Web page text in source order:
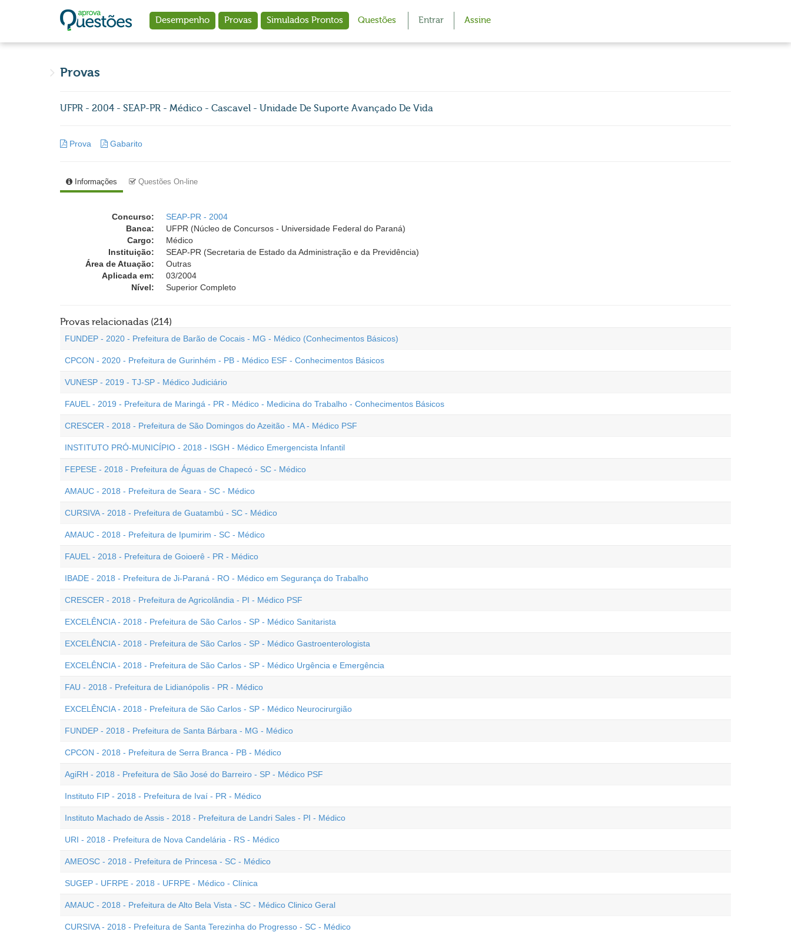
Desempenho Provas Simulados Prontos Questões Entrar Assine
Provas
UFPR - 2004 - SEAP-PR - Médico - Cascavel - Unidade De Suporte Avançado De Vida
Prova Gabarito
Informações Questões On-line
Concurso:
SEAP-PR - 2004
Banca:
UFPR (Núcleo de Concursos - Universidade Federal do Paraná)
Cargo:
Médico
Instituição:
SEAP-PR (Secretaria de Estado da Administração e da Previdência)
Área de Atuação:
Outras
Aplicada em:
03/2004
Nível:
Superior Completo
Provas relacionadas (214)
FUNDEP - 2020 - Prefeitura de Barão de Cocais - MG - Médico (Conhecimentos Básicos)
CPCON - 2020 - Prefeitura de Gurinhém - PB - Médico ESF - Conhecimentos Básicos
VUNESP - 2019 - TJ-SP - Médico Judiciário
FAUEL - 2019 - Prefeitura de Maringá - PR - Médico - Medicina do Trabalho - Conhecimentos Básicos
CRESCER - 2018 - Prefeitura de São Domingos do Azeitão - MA - Médico PSF
INSTITUTO PRÓ-MUNICÍPIO - 2018 - ISGH - Médico Emergencista Infantil
FEPESE - 2018 - Prefeitura de Águas de Chapecó - SC - Médico
AMAUC - 2018 - Prefeitura de Seara - SC - Médico
CURSIVA - 2018 - Prefeitura de Guatambú - SC - Médico
AMAUC - 2018 - Prefeitura de Ipumirim - SC - Médico
FAUEL - 2018 - Prefeitura de Goioerê - PR - Médico
IBADE - 2018 - Prefeitura de Ji-Paraná - RO - Médico em Segurança do Trabalho
CRESCER - 2018 - Prefeitura de Agricolândia - PI - Médico PSF
EXCELÊNCIA - 2018 - Prefeitura de São Carlos - SP - Médico Sanitarista
EXCELÊNCIA - 2018 - Prefeitura de São Carlos - SP - Médico Gastroenterologista
EXCELÊNCIA - 2018 - Prefeitura de São Carlos - SP - Médico Urgência e Emergência
FAU - 2018 - Prefeitura de Lidianópolis - PR - Médico
EXCELÊNCIA - 2018 - Prefeitura de São Carlos - SP - Médico Neurocirurgião
FUNDEP - 2018 - Prefeitura de Santa Bárbara - MG - Médico
CPCON - 2018 - Prefeitura de Serra Branca - PB - Médico
AgiRH - 2018 - Prefeitura de São José do Barreiro - SP - Médico PSF
Instituto FIP - 2018 - Prefeitura de Ivaí - PR - Médico
Instituto Machado de Assis - 2018 - Prefeitura de Landri Sales - PI - Médico
URI - 2018 - Prefeitura de Nova Candelária - RS - Médico
AMEOSC - 2018 - Prefeitura de Princesa - SC - Médico
SUGEP - UFRPE - 2018 - UFRPE - Médico - Clínica
AMAUC - 2018 - Prefeitura de Alto Bela Vista - SC - Médico Clinico Geral
CURSIVA - 2018 - Prefeitura de Santa Terezinha do Progresso - SC - Médico